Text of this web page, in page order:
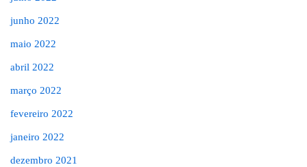
junho 2022
maio 2022
abril 2022
março 2022
fevereiro 2022
janeiro 2022
dezembro 2021